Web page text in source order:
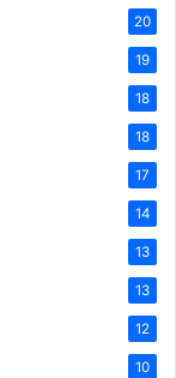
20
19
18
18
17
14
13
13
12
10